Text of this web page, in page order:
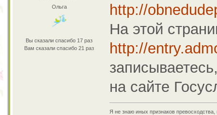
Ольга
Вы сказали спасибо 17 раз
Вам сказали спасибо 21 раз
http://
На этой
http://
на сайте
Я не знаю иных признаков